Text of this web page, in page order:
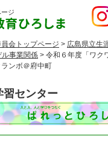
ジ
会トップページ > 広島県立生
ル事業関係 > 令和６年度「ワク
ンボ＠府中町
習センター